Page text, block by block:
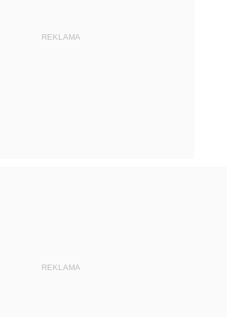
REKLAMA
REKLAMA